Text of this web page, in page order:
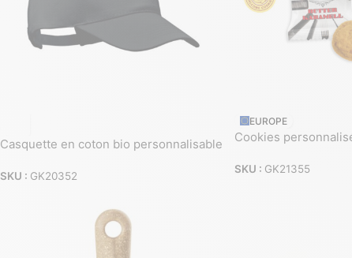
Casquette en coton bio personnalisable
SKU : GK20352
EUROPE
Cookies
SKU : GK21355